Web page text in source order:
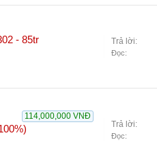
- 85tr Trả lời:
Đọc:
114,000,000 VNĐ
Trả lời:
Đọc: